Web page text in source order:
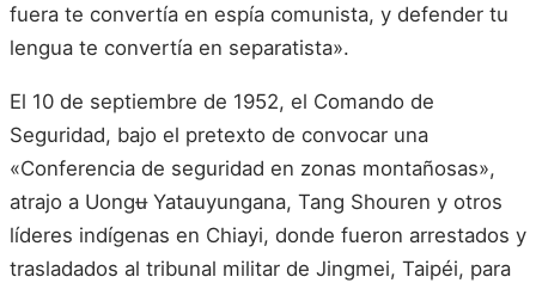
fuera te convertía en espía comunista, y defender tu
lengua te convertía en separatista».
El 10 de septiembre de 1952, el Comando de
Seguridad, bajo el pretexto de convocar una
«Conferencia de seguridad en zonas montañosas»,
atrajo a Uongʉ Yatauyungana, Tang Shouren y otros
líderes indígenas en Chiayi, donde fueron arrestados y
trasladados al tribunal militar de Jingmei, Taipéi, para